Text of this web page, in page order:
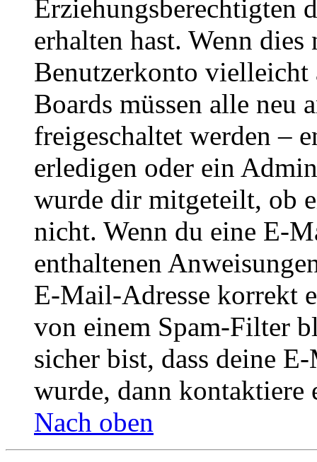
Erziehungsberechtigten
erhalten hast. Wenn
Benutzerkonto
Boards müssen alle neu
freigeschaltet werden –
erledigen oder ein
wurde dir mitgeteilt, ob
nicht. Wenn du eine E-
enthaltenen
E-Mail-Adresse korrekt
von einem Spam-Filter
sicher bist, dass deine
wurde, dann kontaktiere
Nach oben